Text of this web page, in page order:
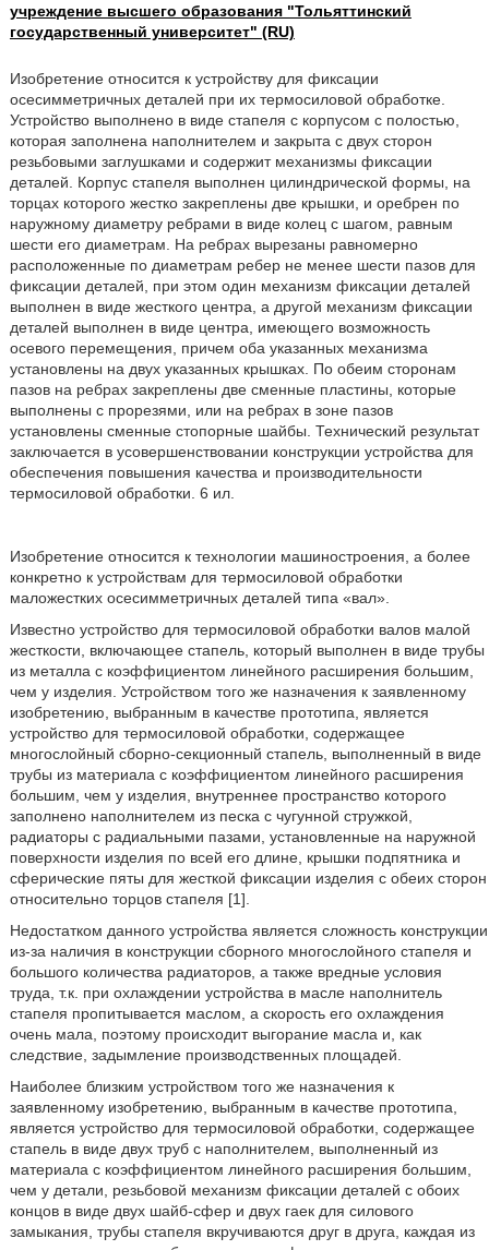
учреждение высшего образования "Тольяттинский
государственный университет" (RU)
Изобретение относится к устройству для фиксации
осесимметричных деталей при их термосиловой обработке.
Устройство выполнено в виде стапеля с корпусом с полостью,
которая заполнена наполнителем и закрыта с двух сторон
резьбовыми заглушками и содержит механизмы фиксации
деталей. Корпус стапеля выполнен цилиндрической формы, на
торцах которого жестко закреплены две крышки, и оребрен по
наружному диаметру ребрами в виде колец с шагом, равным
шести его диаметрам. На ребрах вырезаны равномерно
расположенные по диаметрам ребер не менее шести пазов для
фиксации деталей, при этом один механизм фиксации деталей
выполнен в виде жесткого центра, а другой механизм фиксации
деталей выполнен в виде центра, имеющего возможность
осевого перемещения, причем оба указанных механизма
установлены на двух указанных крышках. По обеим сторонам
пазов на ребрах закреплены две сменные пластины, которые
выполнены с прорезями, или на ребрах в зоне пазов
установлены сменные стопорные шайбы. Технический результат
заключается в усовершенствовании конструкции устройства для
обеспечения повышения качества и производительности
термосиловой обработки. 6 ил.
Изобретение относится к технологии машиностроения, а более
конкретно к устройствам для термосиловой обработки
маложестких осесимметричных деталей типа «вал».
Известно устройство для термосиловой обработки валов малой
жесткости, включающее стапель, который выполнен в виде трубы
из металла с коэффициентом линейного расширения большим,
чем у изделия. Устройством того же назначения к заявленному
изобретению, выбранным в качестве прототипа, является
устройство для термосиловой обработки, содержащее
многослойный сборно-секционный стапель, выполненный в виде
трубы из материала с коэффициентом линейного расширения
большим, чем у изделия, внутреннее пространство которого
заполнено наполнителем из песка с чугунной стружкой,
радиаторы с радиальными пазами, установленные на наружной
поверхности изделия по всей его длине, крышки подпятника и
сферические пяты для жесткой фиксации изделия с обеих сторон
относительно торцов стапеля [1].
Недостатком данного устройства является сложность конструкции
из-за наличия в конструкции сборного многослойного стапеля и
большого количества радиаторов, а также вредные условия
труда, т.к. при охлаждении устройства в масле наполнитель
стапеля пропитывается маслом, а скорость его охлаждения
очень мала, поэтому происходит выгорание масла и, как
следствие, задымление производственных площадей.
Наиболее близким устройством того же назначения к
заявленному изобретению, выбранным в качестве прототипа,
является устройство для термосиловой обработки, содержащее
стапель в виде двух труб с наполнителем, выполненный из
материала с коэффициентом линейного расширения большим,
чем у детали, резьбовой механизм фиксации деталей с обоих
концов в виде двух шайб-сфер и двух гаек для силового
замыкания, трубы стапеля вкручиваются друг в друга, каждая из